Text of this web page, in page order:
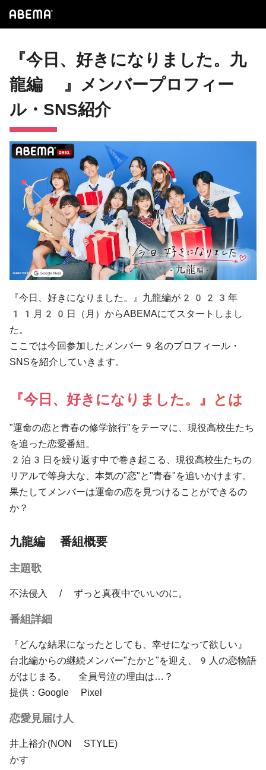
『今日、好きになりました。九
龍編 』メンバープロフィー
ル・SNS紹介
『今日、好きになりました。』九龍編が2023年
11月20日（月）からABEMAにてスタートしまし
た。
ここでは今回参加したメンバー9名のプロフィール・
SNSを紹介していきます。
『今日、好きになりました。』とは
"運命の恋と青春の修学旅行"をテーマに、現役高校生たち
を追った恋愛番組。
2泊3日を繰り返す中で巻き起こる、現役高校生たちの
リアルで等身大な、本気の"恋"と"青春"を追いかけます。
果たしてメンバーは運命の恋を見つけることができるの
か？
九龍編 番組概要
主題歌
不法侵入 / ずっと真夜中でいいのに。
番組詳細
『どんな結果になったとしても、幸せになって欲しい』
台北編からの継続メンバー"たかと"を迎え、9人の恋物語
がはじまる。 全員号泣の理由は…？
提供：Google Pixel
恋愛見届け人
井上裕介(NON STYLE)
かす